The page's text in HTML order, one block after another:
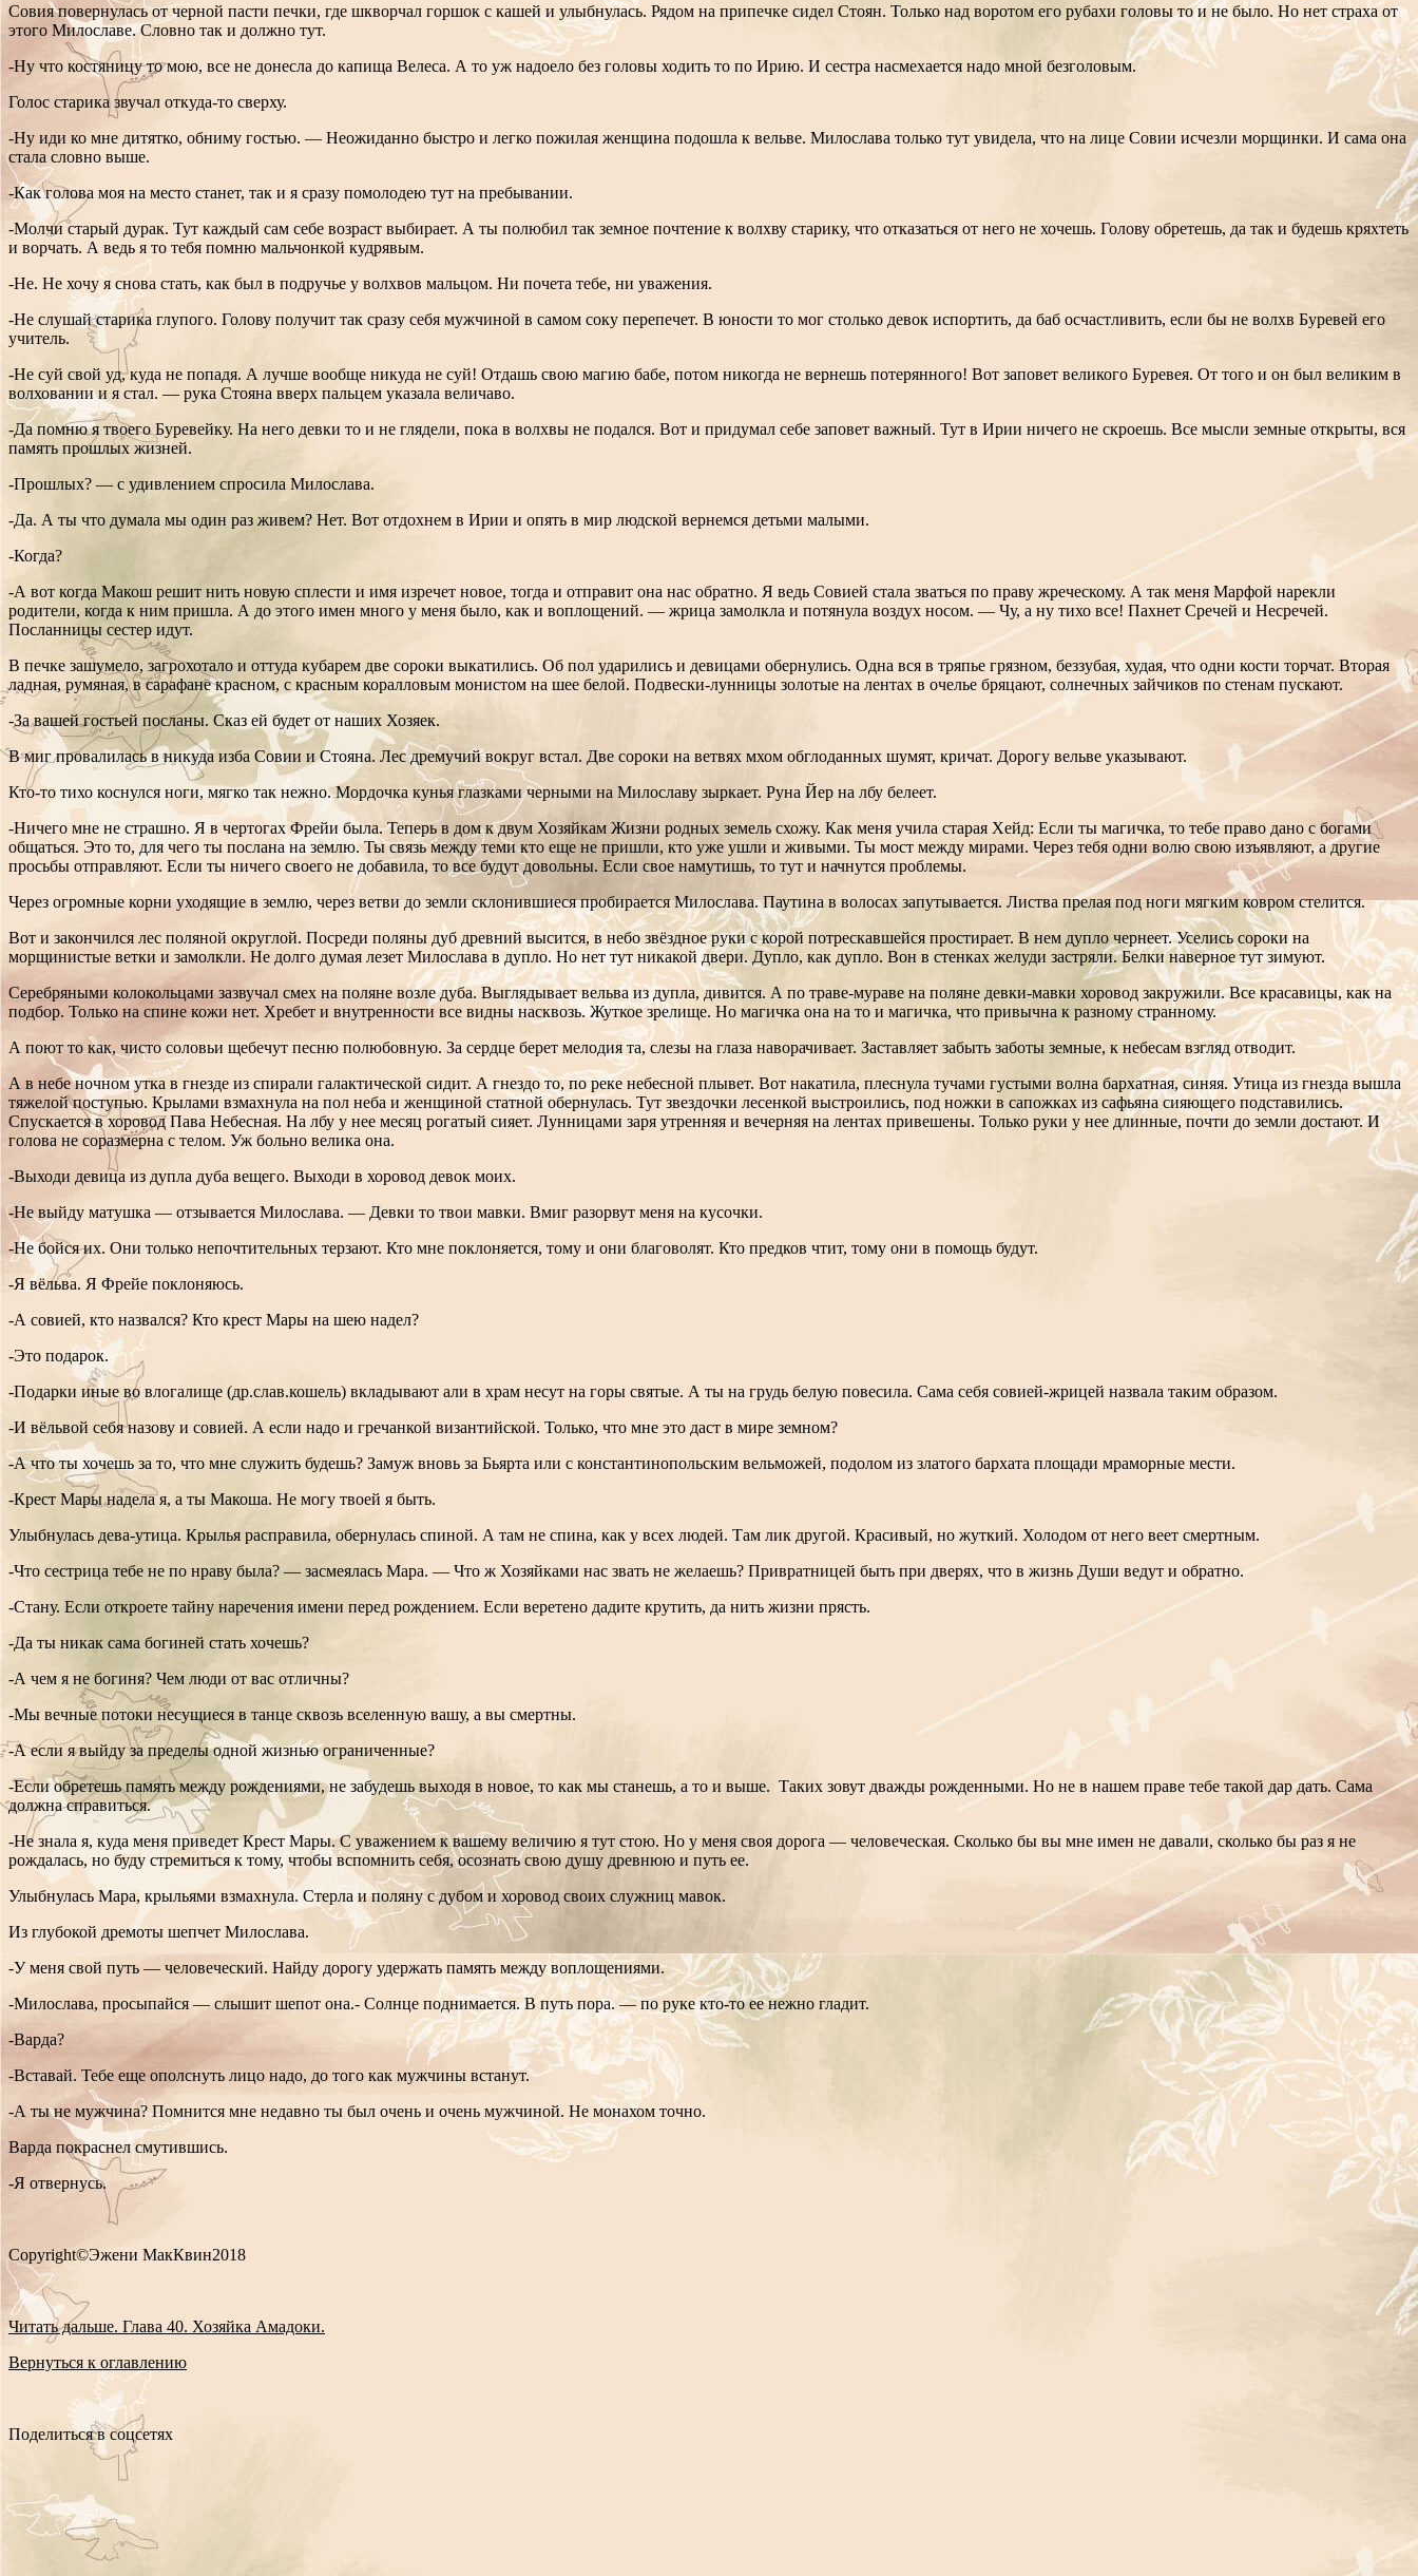
Совия повернулась от черной пасти печки, где шкворчал горшок с кашей и улыбнулась. Рядом на припечке сидел Стоян. Только над воротом его рубахи головы то и не было. Но нет страха от
этого Милославе. Словно так и должно тут.
-Ну что костяницу то мою, все не донесла до капища Велеса. А то уж надоело без головы ходить то по Ирию. И сестра насмехается надо мной безголовым.
Голос старика звучал откуда-то сверху.
-Ну иди ко мне дитятко, обниму гостью. — Неожиданно быстро и легко пожилая женщина подошла к вельве. Милослава только тут увидела, что на лице Совии исчезли морщинки. И сама она
стала словно выше.
-Как голова моя на место станет, так и я сразу помолодею тут на пребывании.
-Молчи старый дурак. Тут каждый сам себе возраст выбирает. А ты полюбил так земное почтение к волхву старику, что отказаться от него не хочешь. Голову обретешь, да так и будешь кряхтеть
и ворчать. А ведь я то тебя помню мальчонкой кудрявым.
-Не. Не хочу я снова стать, как был в подручье у волхвов мальцом. Ни почета тебе, ни уважения.
-Не слушай старика глупого. Голову получит так сразу себя мужчиной в самом соку перепечет. В юности то мог столько девок испортить, да баб осчастливить, если бы не волхв Буревей его
учитель.
-Не суй свой уд, куда не попадя. А лучше вообще никуда не суй! Отдашь свою магию бабе, потом никогда не вернешь потерянного! Вот заповет великого Буревея. От того и он был великим в
волховании и я стал. — рука Стояна вверх пальцем указала величаво.
-Да помню я твоего Буревейку. На него девки то и не глядели, пока в волхвы не подался. Вот и придумал себе заповет важный. Тут в Ирии ничего не скроешь. Все мысли земные открыты, вся
память прошлых жизней.
-Прошлых? — с удивлением спросила Милослава.
-Да. А ты что думала мы один раз живем? Нет. Вот отдохнем в Ирии и опять в мир людской вернемся детьми малыми.
-Когда?
-А вот когда Макош решит нить новую сплести и имя изречет новое, тогда и отправит она нас обратно. Я ведь Совией стала зваться по праву жреческому. А так меня Марфой нарекли
родители, когда к ним пришла. А до этого имен много у меня было, как и воплощений. — жрица замолкла и потянула воздух носом. — Чу, а ну тихо все! Пахнет Сречей и Несречей.
Посланницы сестер идут.
В печке зашумело, загрохотало и оттуда кубарем две сороки выкатились. Об пол ударились и девицами обернулись. Одна вся в тряпье грязном, беззубая, худая, что одни кости торчат. Вторая
ладная, румяная, в сарафане красном, с красным коралловым монистом на шее белой. Подвески-лунницы золотые на лентах в очелье бряцают, солнечных зайчиков по стенам пускают.
-За вашей гостьей посланы. Сказ ей будет от наших Хозяек.
В миг провалилась в никуда изба Совии и Стояна. Лес дремучий вокруг встал. Две сороки на ветвях мхом обглоданных шумят, кричат. Дорогу вельве указывают.
Кто-то тихо коснулся ноги, мягко так нежно. Мордочка кунья глазками черными на Милославу зыркает. Руна Йер на лбу белеет.
-Ничего мне не страшно. Я в чертогах Фрейи была. Теперь в дом к двум Хозяйкам Жизни родных земель схожу. Как меня учила старая Хейд: Если ты магичка, то тебе право дано с богами
общаться. Это то, для чего ты послана на землю. Ты связь между теми кто еще не пришли, кто уже ушли и живыми. Ты мост между мирами. Через тебя одни волю свою изъявляют, а другие
просьбы отправляют. Если ты ничего своего не добавила, то все будут довольны. Если свое намутишь, то тут и начнутся проблемы.
Через огромные корни уходящие в землю, через ветви до земли склонившиеся пробирается Милослава. Паутина в волосах запутывается. Листва прелая под ноги мягким ковром стелится.
Вот и закончился лес поляной округлой. Посреди поляны дуб древний высится, в небо звёздное руки с корой потрескавшейся простирает. В нем дупло чернеет. Уселись сороки на
морщинистые ветки и замолкли. Не долго думая лезет Милослава в дупло. Но нет тут никакой двери. Дупло, как дупло. Вон в стенках желуди застряли. Белки наверное тут зимуют.
Серебряными колокольцами зазвучал смех на поляне возле дуба. Выглядывает вельва из дупла, дивится. А по траве-мураве на поляне девки-мавки хоровод закружили. Все красавицы, как на
подбор. Только на спине кожи нет. Хребет и внутренности все видны насквозь. Жуткое зрелище. Но магичка она на то и магичка, что привычна к разному странному.
А поют то как, чисто соловьи щебечут песню полюбовную. За сердце берет мелодия та, слезы на глаза наворачивает. Заставляет забыть заботы земные, к небесам взгляд отводит.
А в небе ночном утка в гнезде из спирали галактической сидит. А гнездо то, по реке небесной плывет. Вот накатила, плеснула тучами густыми волна бархатная, синяя. Утица из гнезда вышла
тяжелой поступью. Крылами взмахнула на пол неба и женщиной статной обернулась. Тут звездочки лесенкой выстроились, под ножки в сапожках из сафьяна сияющего подставились.
Спускается в хоровод Пава Небесная. На лбу у нее месяц рогатый сияет. Лунницами заря утренняя и вечерняя на лентах привешены. Только руки у нее длинные, почти до земли достают. И
голова не соразмерна с телом. Уж больно велика она.
-Выходи девица из дупла дуба вещего. Выходи в хоровод девок моих.
-Не выйду матушка — отзывается Милослава. — Девки то твои мавки. Вмиг разорвут меня на кусочки.
-Не бойся их. Они только непочтительных терзают. Кто мне поклоняется, тому и они благоволят. Кто предков чтит, тому они в помощь будут.
-Я вёльва. Я Фрейе поклоняюсь.
-А совией, кто назвался? Кто крест Мары на шею надел?
-Это подарок.
-Подарки иные во влогалище (др.слав.кошель) вкладывают али в храм несут на горы святые. А ты на грудь белую повесила. Сама себя совией-жрицей назвала таким образом.
-И вёльвой себя назову и совией. А если надо и гречанкой византийской. Только, что мне это даст в мире земном?
-А что ты хочешь за то, что мне служить будешь? Замуж вновь за Бьярта или с константинопольским вельможей, подолом из златого бархата площади мраморные мести.
-Крест Мары надела я, а ты Макоша. Не могу твоей я быть.
Улыбнулась дева-утица. Крылья расправила, обернулась спиной. А там не спина, как у всех людей. Там лик другой. Красивый, но жуткий. Холодом от него веет смертным.
-Что сестрица тебе не по нраву была? — засмеялась Мара. — Что ж Хозяйками нас звать не желаешь? Привратницей быть при дверях, что в жизнь Души ведут и обратно.
-Стану. Если откроете тайну наречения имени перед рождением. Если веретено дадите крутить, да нить жизни прясть.
-Да ты никак сама богиней стать хочешь?
-А чем я не богиня? Чем люди от вас отличны?
-Мы вечные потоки несущиеся в танце сквозь вселенную вашу, а вы смертны.
-А если я выйду за пределы одной жизнью ограниченные?
-Если обретешь память между рождениями, не забудешь выходя в новое, то как мы станешь, а то и выше. Таких зовут дважды рожденными. Но не в нашем праве тебе такой дар дать. Сама
должна справиться.
-Не знала я, куда меня приведет Крест Мары. С уважением к вашему величию я тут стою. Но у меня своя дорога — человеческая. Сколько бы вы мне имен не давали, сколько бы раз я не
рождалась, но буду стремиться к тому, чтобы вспомнить себя, осознать свою душу древнюю и путь ее.
Улыбнулась Мара, крыльями взмахнула. Стерла и поляну с дубом и хоровод своих служниц мавок.
Из глубокой дремоты шепчет Милослава.
-У меня свой путь — человеческий. Найду дорогу удержать память между воплощениями.
-Милослава, просыпайся — слышит шепот она.- Солнце поднимается. В путь пора. — по руке кто-то ее нежно гладит.
-Варда?
-Вставай. Тебе еще ополснуть лицо надо, до того как мужчины встанут.
-А ты не мужчина? Помнится мне недавно ты был очень и очень мужчиной. Не монахом точно.
Варда покраснел смутившись.
-Я отвернусь.
Copyright©Эжени МакКвин2018
Читать дальше. Глава 40. Хозяйка Амадоки.
Вернуться к оглавлению
Поделиться в соцсетях